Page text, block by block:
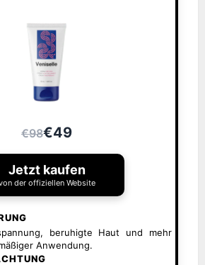
€98€49
Jetzt kaufen
der offiziellen Website
beruhigte Haut und mehr
Anwendung.